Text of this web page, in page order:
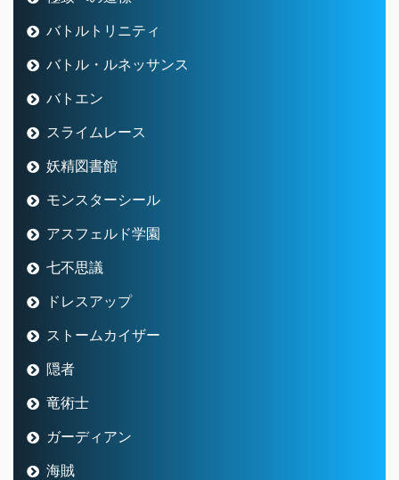
バトルトリニティ
バトル・ルネッサンス
バトエン
スライムレース
妖精図書館
モンスターシール
アスフェルド学園
七不思議
ドレスアップ
ストームカイザー
隠者
竜術士
ガーディアン
海賊